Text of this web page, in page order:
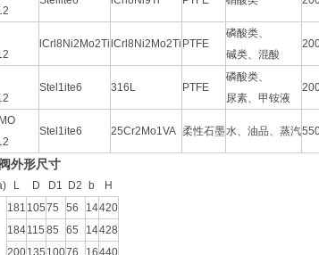
lCrl8Ni2Mo2Ti lCrl8Ni2Mo2Ti PTFE
磷酸类、
碱类、混酸
Stel1ite6 316L PTFE
磷酸类、
尿素、甲铵液
Stel1ite6 25Cr2Mo1VA 柔性石墨水、油品、蒸汽
外形尺寸
L D D1 D2 b
H
181 10575 56 14420
184115 85 65 14428
200135 10076 16440